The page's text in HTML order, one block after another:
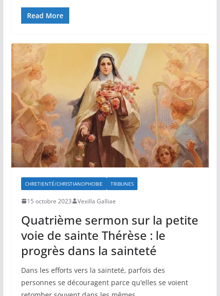
Read More
CHRETIENTÉ/CHRISTIANOPHOBIE TRIBUNES
15 octobre 2023 Vexilla Galliae
Quatrième sermon sur la petite
voie de sainte Thérèse : le
progrès dans la sainteté
Dans les efforts vers la sainteté, parfois des
personnes se découragent parce qu’elles se voient